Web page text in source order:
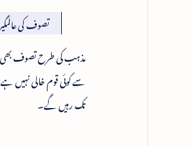
تصوف کی
مذہب کی طرح تصوف بھی
سے کوئی قوم خالی نہیں
تک رہیں گے۔